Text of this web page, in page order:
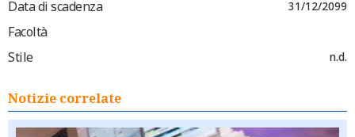
Data di scadenza 31/12/2099
Facoltà
Stile
n.d.
Notizie correlate